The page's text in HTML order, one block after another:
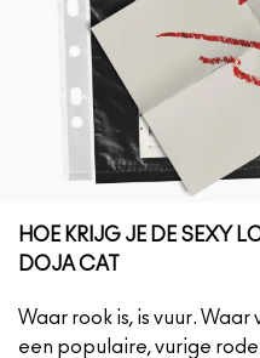
HOE KRIJG JE DE SEXY
DOJA CAT
Waar rook is, is vuur. Waar
een populaire, vurige rode